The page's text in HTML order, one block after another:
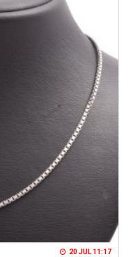
20 JUL 11:17